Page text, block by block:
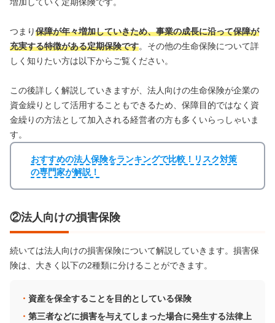
つまり保障が年々増加していきため、事業の成長に沿って保障が
充実する特徴がある定期保険です。その他の生命保険について詳
しく知りたい方は以下からご覧ください。
この後詳しく解説していきますが、法人向けの生命保険が企業の
資金繰りとして活用することもできるため、保障目的ではなく資
金繰りの方法として加入される経営者の方も多くいらっしゃいま
す。
おすすめの法人保険をランキングで比較！リスク対策
の専門家が解説！
②法人向けの損害保険
続いては法人向けの損害保険について解説していきます。損害保
険は、大きく以下の2種類に分けることができます。
資産を保全することを目的としている保険
第三者などに損害を与えてしまった場合に発生する法律上